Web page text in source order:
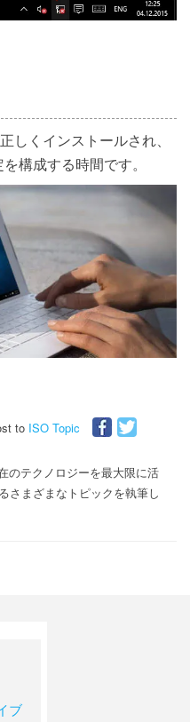
しくインストールされ、
構成する時間です。
to ISO Topic
のテクノロジーを最大限に活
さまざまなトピックを執筆し
ブ